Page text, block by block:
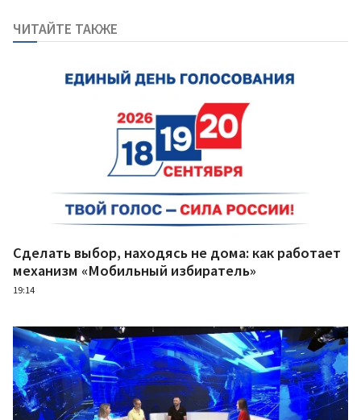
ЧИТАЙТЕ ТАКЖЕ
Сделать выбор, находясь не дома: как работает
механизм «Мобильный избиратель»
19:14